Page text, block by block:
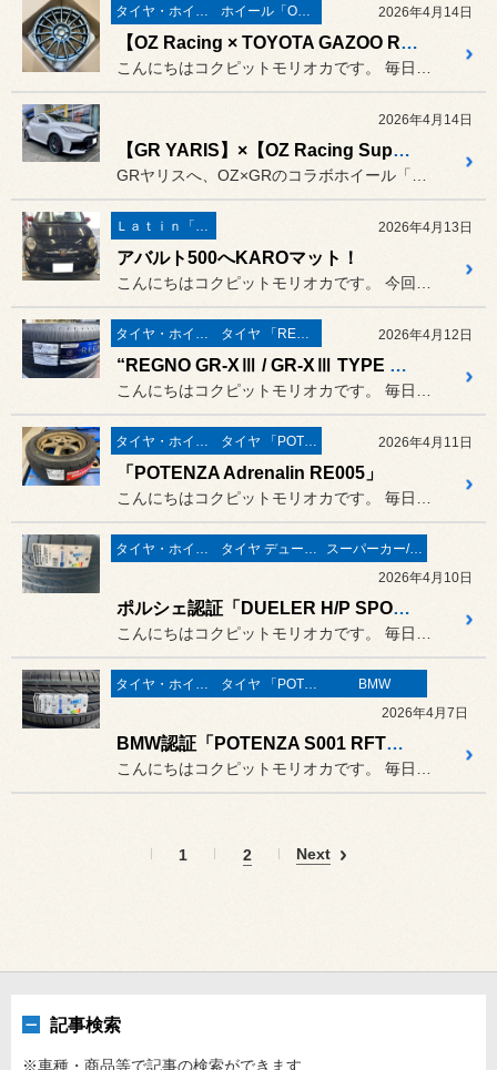
タイヤ・ホイール ホイール「OZ-Racing」 2026年4月14日
【OZ Racing × TOYOTA GAZOO Racing TGR-WRT】
2026年4月14日
【GR YARIS】×【OZ Racing Superturismo TGR-WRT】
Ｌａｔｉｎ「イタリア・フランス etc」 2026年4月13日
アバルト500へKAROマット！
タイヤ・ホイール タイヤ 「REGNO」 2026年4月12日
“REGNO GR-XⅢ / GR-XⅢ TYPE RV”
タイヤ・ホイール タイヤ 「POTENZA」 2026年4月11日
「POTENZA Adrenalin RE005」
タイヤ・ホイール タイヤ デューラー／アレンザ
スーパーカー/スーパースポーツ/ヴィンテージカー
2026年4月10日
ポルシェ認証「DUELER H/P SPORT N-0」装着！
タイヤ・ホイール タイヤ 「POTENZA」
BMW
2026年4月7日
BMW認証「POTENZA S001 RFT☆」装着！
1 2 Next
記事検索
※車種・商品等で記事の検索ができます